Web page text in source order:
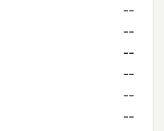
--
--
--
--
--
--